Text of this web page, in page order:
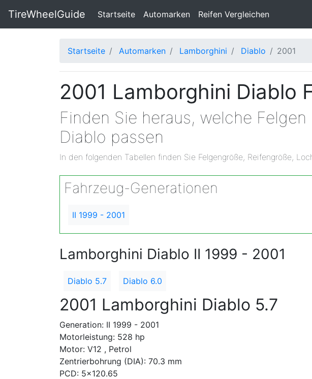
TireWheelGuide Startseite(current)
Automarken Reifen Vergleichen
Startseite Automarken Lamborghini Diablo 2001
2001 Lamborghini Diablo
Finden Sie heraus, welche
Diablo passen
In den folgenden Tabellen finden Sie Felgengröße, Reifengröße,
Fahrzeug-Generationen
II 1999 - 2001
Lamborghini Diablo II 1999 - 2001
Diablo 5.7 Diablo 6.0
2001 Lamborghini Diablo 5.7
Generation: II 1999 - 2001
Motorleistung: 528 hp
Motor: V12 , Petrol
Zentrierbohrung (DIA): 70.3 mm
PCD: 5x120.65